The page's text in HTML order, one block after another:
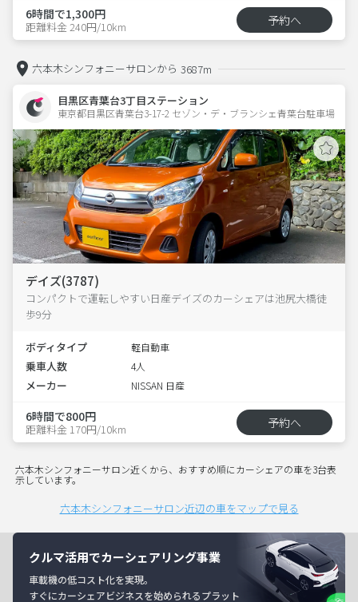
6時間で1,300円
距離料金 240円/10km 予約へ
六本木シンフォニーサロンから 3687m
目黒区青葉台3丁目ステーション
東京都目黒区青葉台3-17-2 セゾン・デ・ブランシェ青葉台駐車場
デイズ(3787)
コンパクトで運転しやすい日産デイズのカーシェアは池尻大橋徒
歩9分
ボディタイプ 軽自動車
乗車人数 4人
メーカー NISSAN 日産
6時間で800円
距離料金 170円/10km 予約へ
六本木シンフォニーサロン近くから、おすすめ順にカーシェアの車を3台表
示しています。
六本木シンフォニーサロン近辺の車をマップで見る
クルマ活用でカーシェアリング事業
車載機の低コスト化を実現。
すぐにカーシェアビジネスを始められるプラット